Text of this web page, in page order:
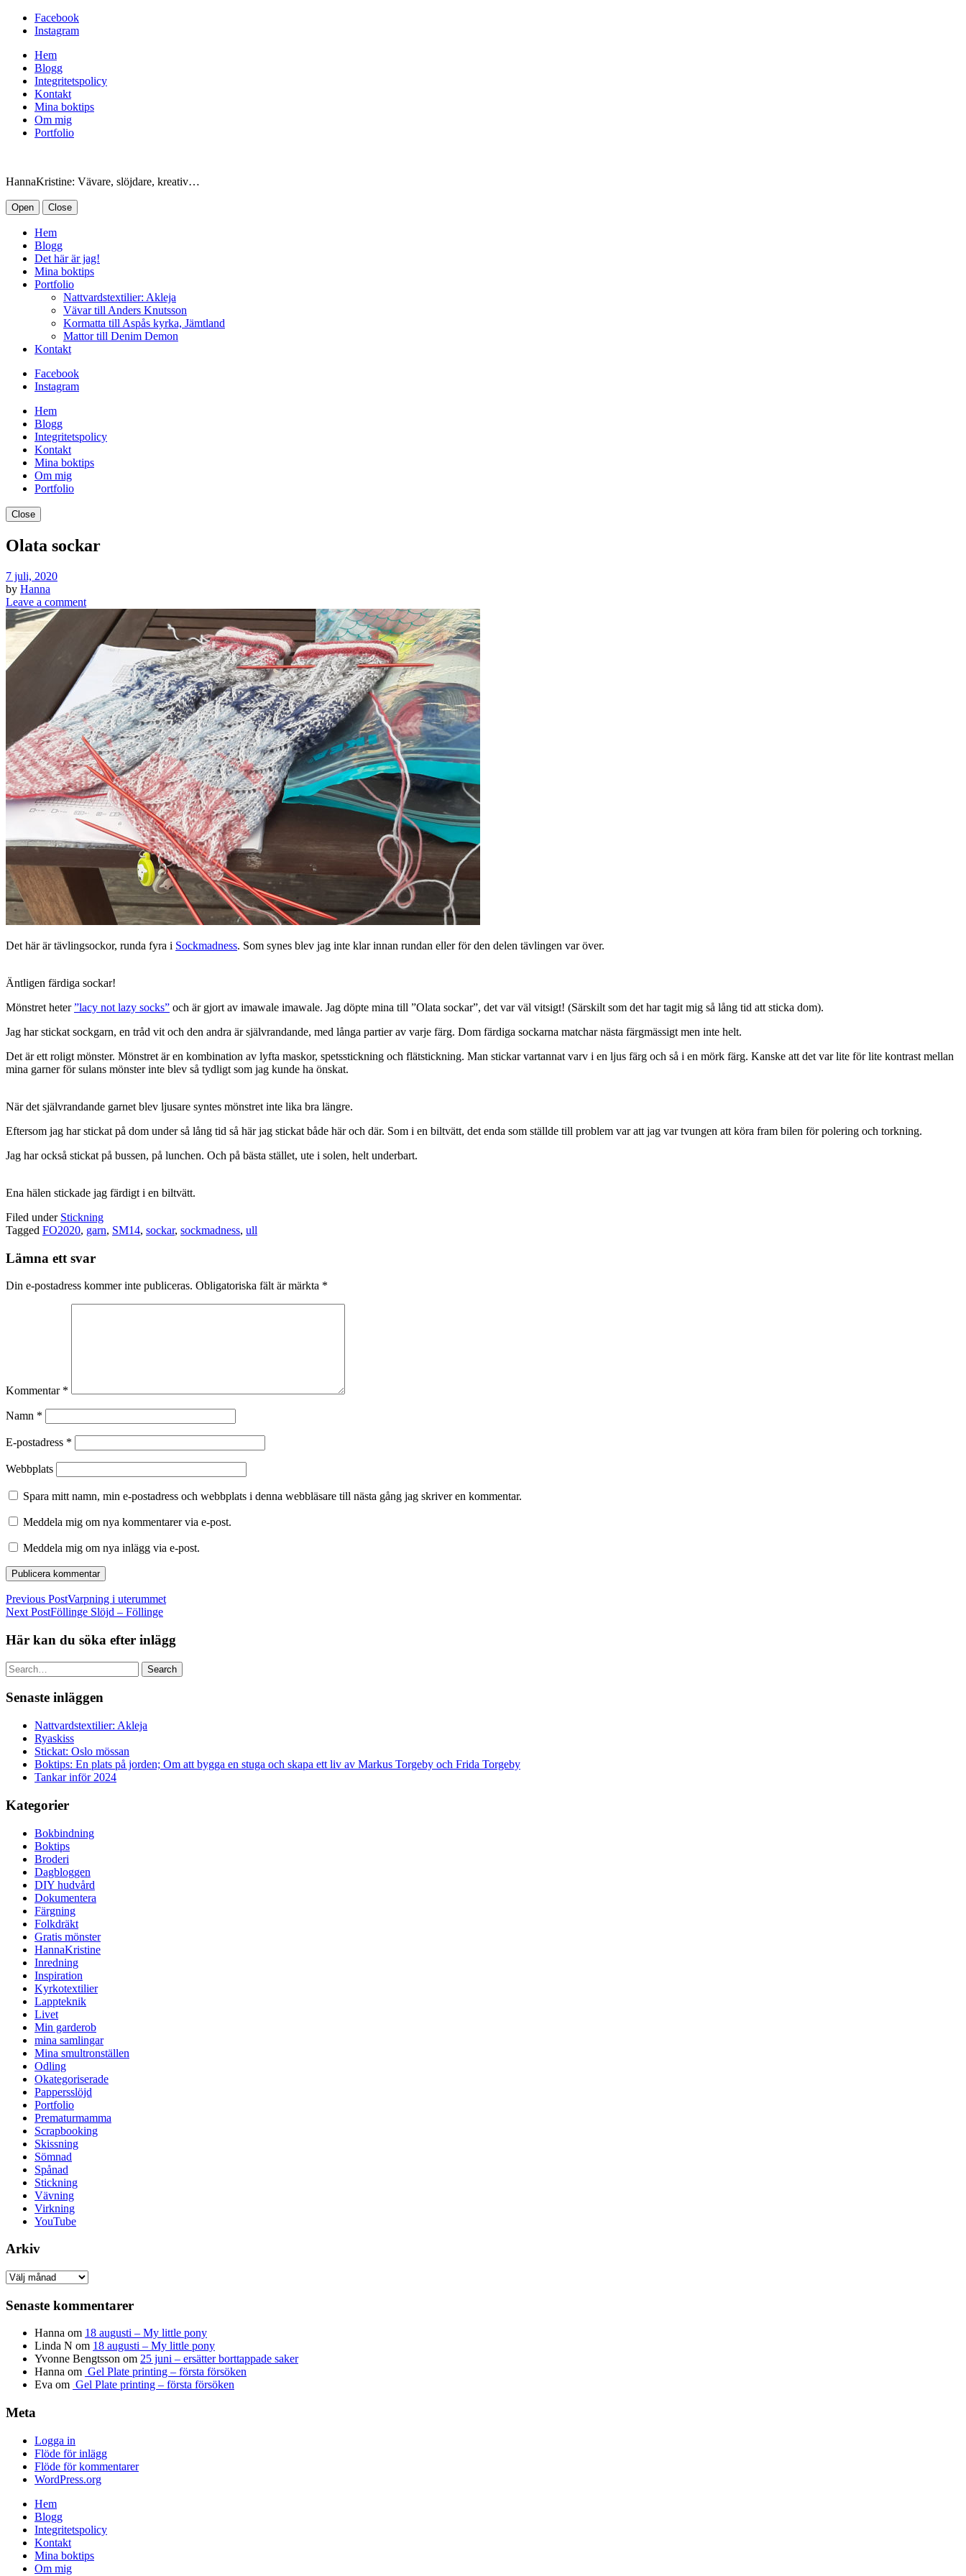
Facebook
Instagram
Hem
Blogg
Integritetspolicy
Kontakt
Mina boktips
Om mig
Portfolio
HannaKristine: Vävare, slöjdare, kreativ…
Open Close
Hem
Blogg
Det här är jag!
Mina boktips
Portfolio
Nattvardstextilier: Akleja
Vävar till Anders Knutsson
Kormatta till Aspås kyrka, Jämtland
Mattor till Denim Demon
Kontakt
Facebook
Instagram
Hem
Blogg
Integritetspolicy
Kontakt
Mina boktips
Om mig
Portfolio
Close
Olata sockar
7 juli, 2020
by Hanna
Leave a comment
Det här är tävlingsockor, runda fyra i Sockmadness. Som synes blev jag inte klar innan rundan eller för den delen tävlingen var över.
Äntligen färdiga sockar!
Mönstret heter”lacy not lazy socks” och är gjort av imawale imawale. Jag döpte mina till ”Olata sockar”, det var väl vitsigt! (Särskilt som det har tagit mig så lång tid att sticka dom).
Jag har stickat sockgarn, en tråd vit och den andra är självrandande, med långa partier av varje färg. Dom färdiga sockarna matchar nästa färgmässigt men inte helt.
Det är ett roligt mönster. Mönstret är en kombination av lyfta maskor, spetsstickning och flätstickning. Man stickar vartannat varv i en ljus färg och så i en mörk färg. Kanske att det var lite för lite kontrast mellan
mina garner för sulans mönster inte blev så tydligt som jag kunde ha önskat.
När det självrandande garnet blev ljusare syntes mönstret inte lika bra längre.
Eftersom jag har stickat på dom under så lång tid så här jag stickat både här och där. Som i en biltvätt, det enda som ställde till problem var att jag var tvungen att köra fram bilen för polering och torkning.
Jag har också stickat på bussen, på lunchen. Och på bästa stället, ute i solen, helt underbart.
Ena hälen stickade jag färdigt i en biltvätt.
Filed under Stickning
Tagged FO2020, garn, SM14, sockar, sockmadness, ull
Lämna ett svar
Din e-postadress kommer inte publiceras. Obligatoriska fält är märkta *
Kommentar *
Namn *
E-postadress *
Webbplats
Spara mitt namn, min e-postadress och webbplats i denna webbläsare till nästa gång jag skriver en kommentar.
Meddela mig om nya kommentarer via e-post.
Meddela mig om nya inlägg via e-post.
Previous PostVarpning i uterummet
Next PostFöllinge Slöjd – Föllinge
Här kan du söka efter inlägg
Search
Senaste inläggen
Nattvardstextilier: Akleja
Ryaskiss
Stickat: Oslo mössan
Boktips: En plats på jorden; Om att bygga en stuga och skapa ett liv av Markus Torgeby och Frida Torgeby
Tankar inför 2024
Kategorier
Bokbindning
Boktips
Broderi
Dagbloggen
DIY hudvård
Dokumentera
Färgning
Folkdräkt
Gratis mönster
HannaKristine
Inredning
Inspiration
Kyrkotextilier
Lappteknik
Livet
Min garderob
mina samlingar
Mina smultronställen
Odling
Okategoriserade
Pappersslöjd
Portfolio
Prematurmamma
Scrapbooking
Skissning
Sömnad
Spånad
Stickning
Vävning
Virkning
YouTube
Arkiv
Arkiv
Senaste kommentarer
Hanna om 18 augusti – My little pony
Linda N om 18 augusti – My little pony
Yvonne Bengtsson om 25 juni – ersätter borttappade saker
Hanna om Gel Plate printing – första försöken
Eva om Gel Plate printing – första försöken
Meta
Logga in
Flöde för inlägg
Flöde för kommentarer
WordPress.org
Hem
Blogg
Integritetspolicy
Kontakt
Mina boktips
Om mig